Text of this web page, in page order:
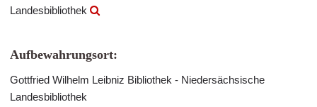
Landesbibliothek
Aufbewahrungsort:
Gottfried Wilhelm Leibniz Bibliothek - Niedersächsische
Landesbibliothek